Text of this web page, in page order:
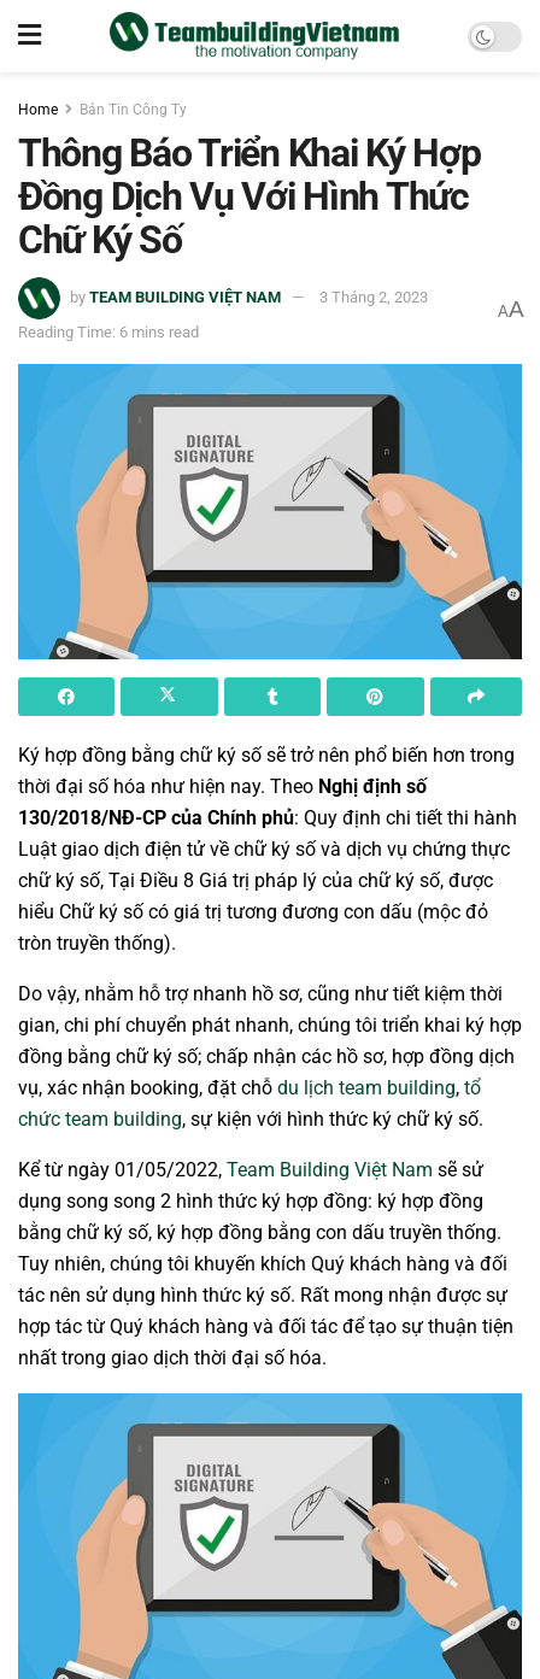
Home Bản Tin Công Ty
Thông Báo Triển Khai Ký Hợp
Đồng Dịch Vụ Với Hình Thức
Chữ Ký Số
by TEAM BUILDING VIỆT NAM
3 Tháng 2, 2023
Reading Time: 6 mins read
AA
Ký hợp đồng bằng chữ ký số sẽ trở nên phổ biến hơn trong
thời đại số hóa như hiện nay. Theo Nghị định số
130/2018/NĐ-CP của Chính phủ: Quy định chi tiết thi hành
Luật giao dịch điện tử về chữ ký số và dịch vụ chứng thực
chữ ký số, Tại Điều 8 Giá trị pháp lý của chữ ký số, được
hiểu Chữ ký số có giá trị tương đương con dấu (mộc đỏ
tròn truyền thống).
Do vậy, nhằm hỗ trợ nhanh hồ sơ, cũng như tiết kiệm thời
gian, chi phí chuyển phát nhanh, chúng tôi triển khai ký hợp
đồng bằng chữ ký số; chấp nhận các hồ sơ, hợp đồng dịch
vụ, xác nhận booking, đặt chỗ du lịch team building, tổ
chức team building, sự kiện với hình thức ký chữ ký số.
Kể từ ngày 01/05/2022, Team Building Việt Nam sẽ sử
dụng song song 2 hình thức ký hợp đồng: ký hợp đồng
bằng chữ ký số, ký hợp đồng bằng con dấu truyền thống.
Tuy nhiên, chúng tôi khuyến khích Quý khách hàng và đối
tác nên sử dụng hình thức ký số. Rất mong nhận được sự
hợp tác từ Quý khách hàng và đối tác để tạo sự thuận tiện
nhất trong giao dịch thời đại số hóa.